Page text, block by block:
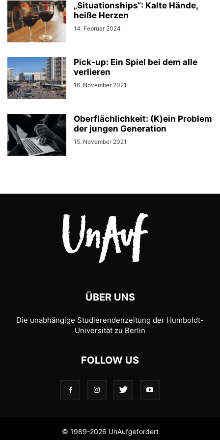
„Situationships“: Kalte Hände,
heiße Herzen
14. Februar 2024
Pick-up: Ein Spiel bei dem alle
verlieren
16. November 2021
Oberflächlichkeit: (K)ein Problem
der jungen Generation
15. November 2021
ÜBER UNS
Die unabhängige Studierendenzeitung der Humboldt-
Universität zu Berlin
FOLLOW US
© 1989-2026 UnAufgefordert